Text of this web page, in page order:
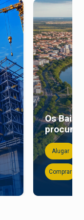
Os
Alugar
Comprar